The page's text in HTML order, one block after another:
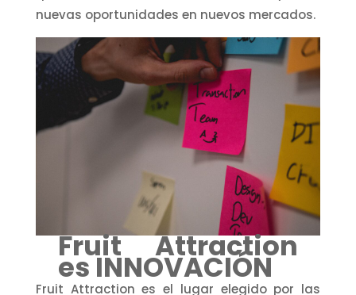
nuevas oportunidades en nuevos mercados.
Fruit Attraction
es INNOVACIÓN
Fruit Attraction es el lugar elegido por las